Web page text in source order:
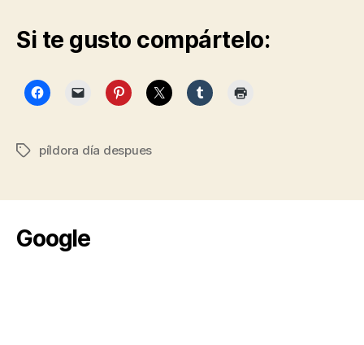
Si te gusto compártelo:
Etiquetas
píldora día despues
Google